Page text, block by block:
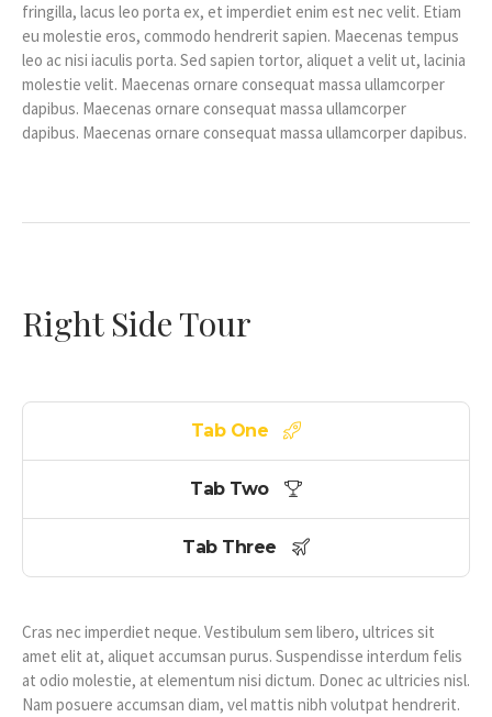
fringilla, lacus leo porta ex, et imperdiet enim est nec velit. Etiam
eu molestie eros, commodo hendrerit sapien. Maecenas tempus
leo ac nisi iaculis porta. Sed sapien tortor, aliquet a velit ut, lacinia
molestie velit. Maecenas ornare consequat massa ullamcorper
dapibus. Maecenas ornare consequat massa ullamcorper
dapibus. Maecenas ornare consequat massa ullamcorper dapibus.
Right Side Tour
Tab One
Tab Two
Tab Three
Cras nec imperdiet neque. Vestibulum sem libero, ultrices sit
amet elit at, aliquet accumsan purus. Suspendisse interdum felis
at odio molestie, at elementum nisi dictum. Donec ac ultricies nisl.
Nam posuere accumsan diam, vel mattis nibh volutpat hendrerit.